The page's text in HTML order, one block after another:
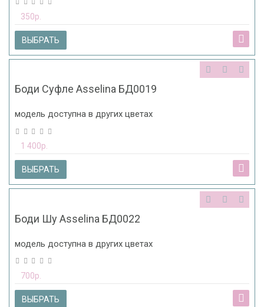
350р.
ВЫБРАТЬ
Боди Суфле Asselina БД0019
модель доступна в других цветах
1 400р.
ВЫБРАТЬ
Боди Шу Asselina БД0022
модель доступна в других цветах
700р.
ВЫБРАТЬ